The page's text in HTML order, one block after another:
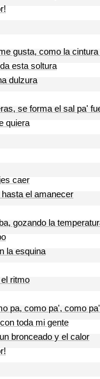
gusta, como la
esta soltura
dulzura
se forma el sal pa'
quiera
caer
el amanecer
gozando la
la esquina
ritmo
pa, como pa', como
toda mi gente
bronceado y el calor